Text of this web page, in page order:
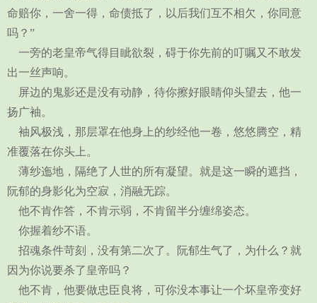
命赔你，一舍一得，命债抵了，以后我们互不相欠，你同意
吗？”
一旁的老皇帝气得目眦欲裂，碍于你先前的叮嘱又不敢发
出一丝声响。
屏边的鬼影还是没有动静，待你擦好眼睛仰头望去，他一
扬广袖。
袖风极浅，那层罩在他身上的纱经他一卷，悠悠腾空，精
准覆落在你头上。
薄纱迤地，隔绝了人世的所有凝望。就是这一瞬的遮挡，
阮郁的身影化为空寂，消融无踪。
他不肯作答，不肯示弱，不肯留半分缠绵姿态。
你握着纱不语。
招魂条件苛刻，没有第二次了。阮郁生气了，为什么？就
因为你说要杀了皇帝吗？
他不肯，他要做忠臣良将，可你没本事让一个坏皇帝变好